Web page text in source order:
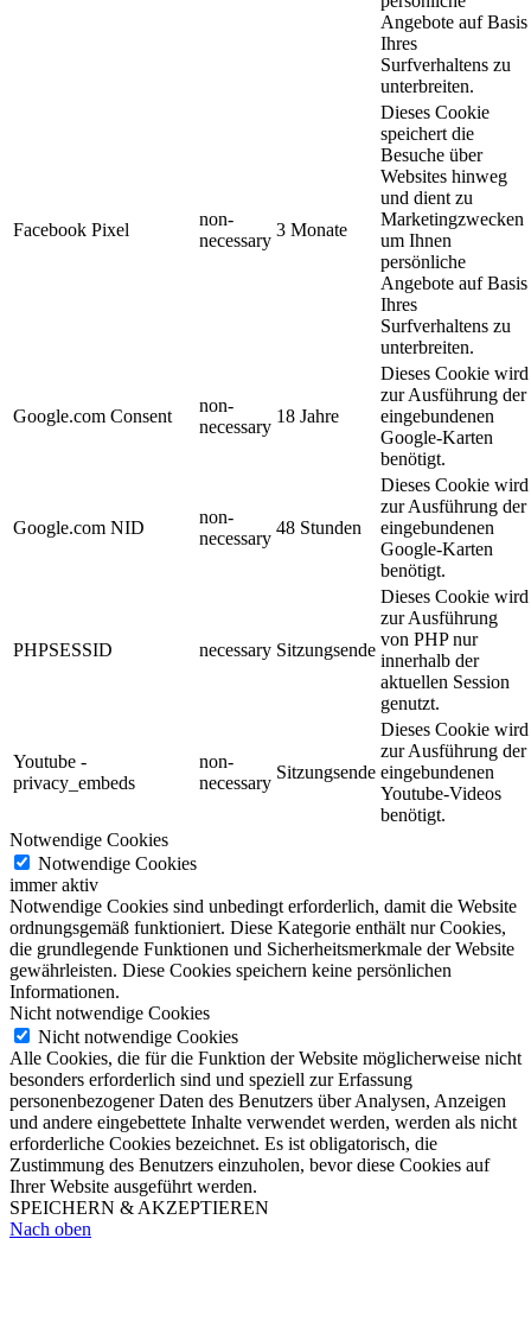
Angebote auf Basis
Ihres
Surfverhaltens zu
unterbreiten.
Facebook Pixel
non-
necessary
3 Monate
Dieses Cookie
speichert die
Besuche über
Websites hinweg
und dient zu
Marketingzwecken
um Ihnen
persönliche
Angebote auf Basis
Ihres
Surfverhaltens zu
unterbreiten.
Google.com Consent
non-
necessary
18 Jahre
Dieses Cookie wird
zur Ausführung der
eingebundenen
Google-Karten
benötigt.
Google.com NID
non-
necessary
48 Stunden
Dieses Cookie wird
zur Ausführung der
eingebundenen
Google-Karten
benötigt.
PHPSESSID necessary Sitzungsende
Dieses Cookie wird
zur Ausführung
von PHP nur
innerhalb der
aktuellen Session
genutzt.
Youtube -
privacy_embeds
non-
necessary
Sitzungsende
Dieses Cookie wird
zur Ausführung der
eingebundenen
Youtube-Videos
benötigt.
Notwendige Cookies
Notwendige Cookies
immer aktiv
Notwendige Cookies sind unbedingt erforderlich, damit die Website
ordnungsgemäß funktioniert. Diese Kategorie enthält nur Cookies,
die grundlegende Funktionen und Sicherheitsmerkmale der Website
gewährleisten. Diese Cookies speichern keine persönlichen
Informationen.
Nicht notwendige Cookies
Nicht notwendige Cookies
Alle Cookies, die für die Funktion der Website möglicherweise nicht
besonders erforderlich sind und speziell zur Erfassung
personenbezogener Daten des Benutzers über Analysen, Anzeigen
und andere eingebettete Inhalte verwendet werden, werden als nicht
erforderliche Cookies bezeichnet. Es ist obligatorisch, die
Zustimmung des Benutzers einzuholen, bevor diese Cookies auf
Ihrer Website ausgeführt werden.
SPEICHERN & AKZEPTIEREN
Nach oben